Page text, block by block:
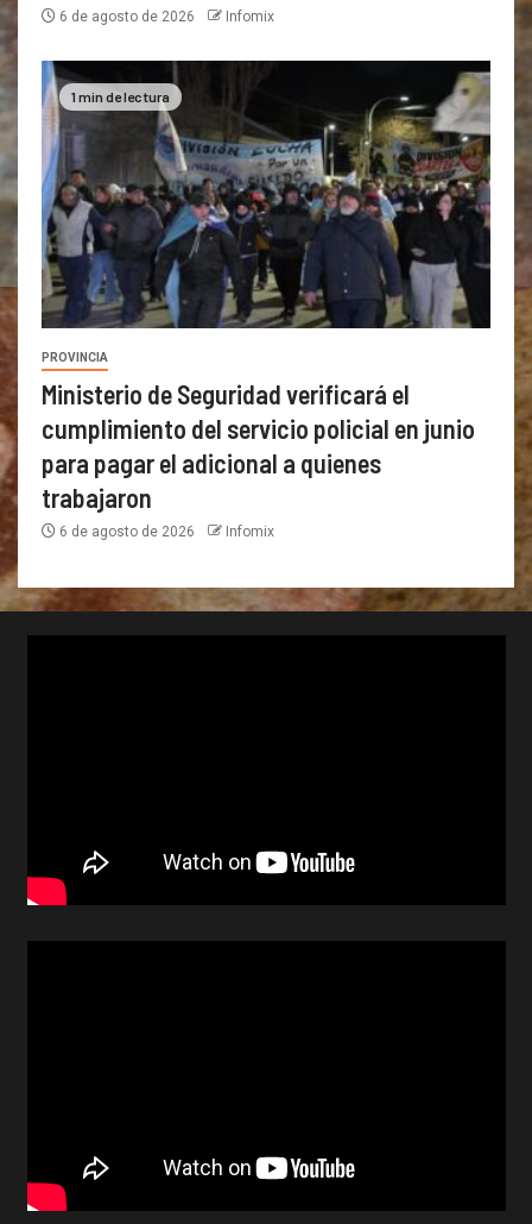
6 de agosto de 2026 Infomix
1 min de lectura
PROVINCIA
Ministerio de Seguridad verificará el
cumplimiento del servicio policial en junio
para pagar el adicional a quienes
trabajaron
6 de agosto de 2026 Infomix